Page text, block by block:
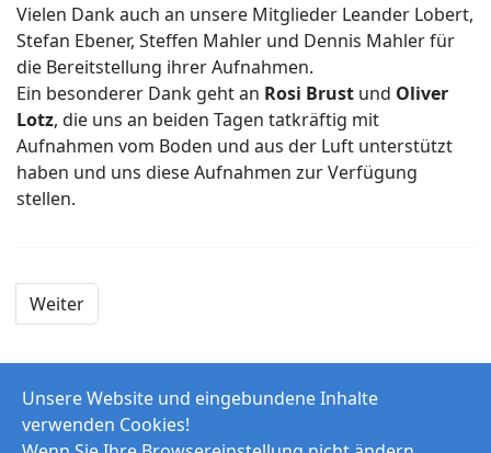
Vielen Dank auch an unsere Mitglieder Leander Lobert,
Stefan Ebener, Steffen Mahler und Dennis Mahler für
die Bereitstellung ihrer Aufnahmen.
Ein besonderer Dank geht an Rosi Brust und Oliver
Lotz, die uns an beiden Tagen tatkräftig mit
Aufnahmen vom Boden und aus der Luft unterstützt
haben und uns diese Aufnahmen zur Verfügung
stellen.
Weiter
Unsere Website und eingebundene Inhalte
verwenden Cookies!